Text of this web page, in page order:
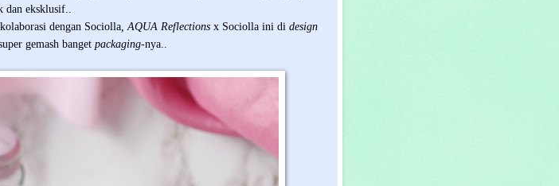
dan eksklusif..
dengan Sociolla, AQUA Reflections x Sociolla ini di design
gemash banget packaging-nya..